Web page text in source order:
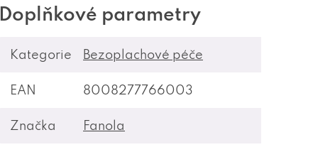
Doplňkové parametry
Kategorie Bezoplachové péče
EAN 8008277766003
Značka Fanola